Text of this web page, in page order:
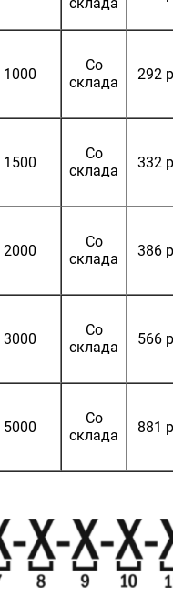
1000
Со
склада
292
1500
Со
склада
332
2000
Со
склада
386
3000
Со
склада
566
5000
Со
склада
881